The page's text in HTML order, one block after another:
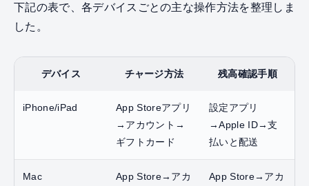
下記の表で、各デバイスごとの主な操作方法を整理しま
した。
デバイス チャージ方法 残高確認手順
iPhone/iPad
App Storeアプリ
→アカウント→
ギフトカード
設定アプリ
→Apple ID→支
払いと配送
Mac
App Store→アカ
App Store→アカ